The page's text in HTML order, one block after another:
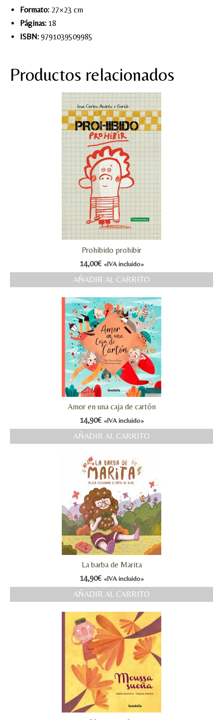
Formato: 27×23 cm
Páginas: 18
ISBN: 9791039509985
Productos relacionados
Prohibido prohibir
14,00€ «IVA incluido»
AÑADIR AL CARRITO
Amor en una caja de cartón
14,90€ «IVA incluido»
AÑADIR AL CARRITO
La barba de Marita
14,90€ «IVA incluido»
AÑADIR AL CARRITO